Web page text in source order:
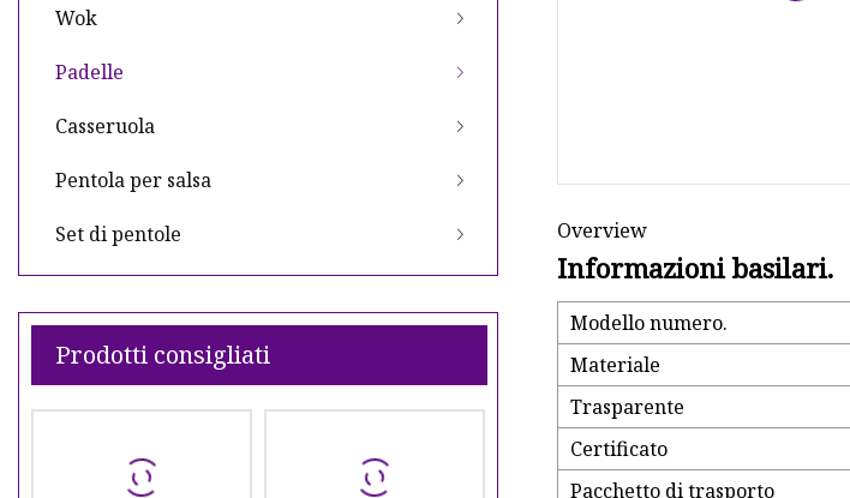
Wok
Padelle
Casseruola
Pentola per salsa
Set di pentole
Prodotti consigliati
Overview
Informazioni basilari.
Modello numero.
Materiale
Trasparente
Certificato
Pacchetto di trasporto